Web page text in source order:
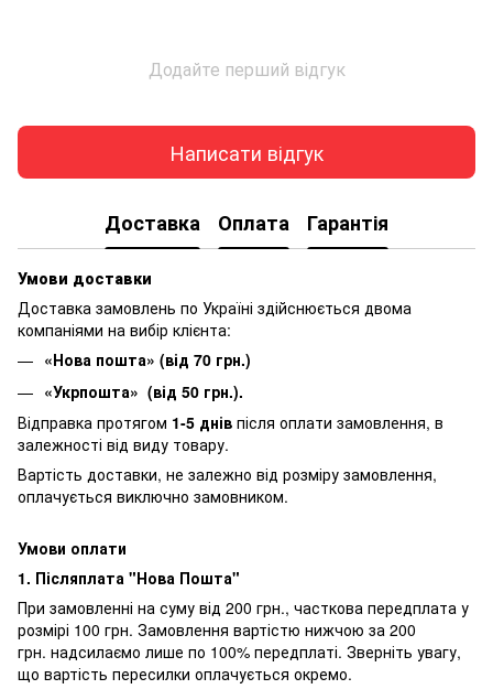
Додайте перший відгук
Написати відгук
Доставка Оплата Гарантія
Умови доставки
Доставка замовлень по Україні здійснюється двома
компаніями на вибір клієнта:
«Нова пошта» (від 70 грн.)
«Укрпошта» (від 50 грн.).
Відправка протягом 1-5 днів після оплати замовлення, в
залежності від виду товару.
Вартість доставки, не залежно від розміру замовлення,
оплачується виключно замовником.
Умови оплати
1. Післяплата "Нова Пошта"
При замовленні на суму від 200 грн., часткова передплата у
розмірі 100 грн. Замовлення вартістю нижчою за 200
грн. надсилаємо лише по 100% передплаті. Зверніть увагу,
що вартість пересилки оплачується окремо.